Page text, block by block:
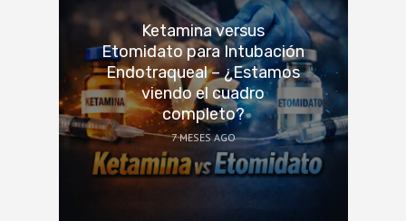
Ketamina versus
Etomidato para Intubación
Endotraqueal – ¿Estamos
viendo el cuadro
completo?
7 MESES AGO